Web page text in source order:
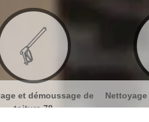
Nettoyage et pose de gouttières
78